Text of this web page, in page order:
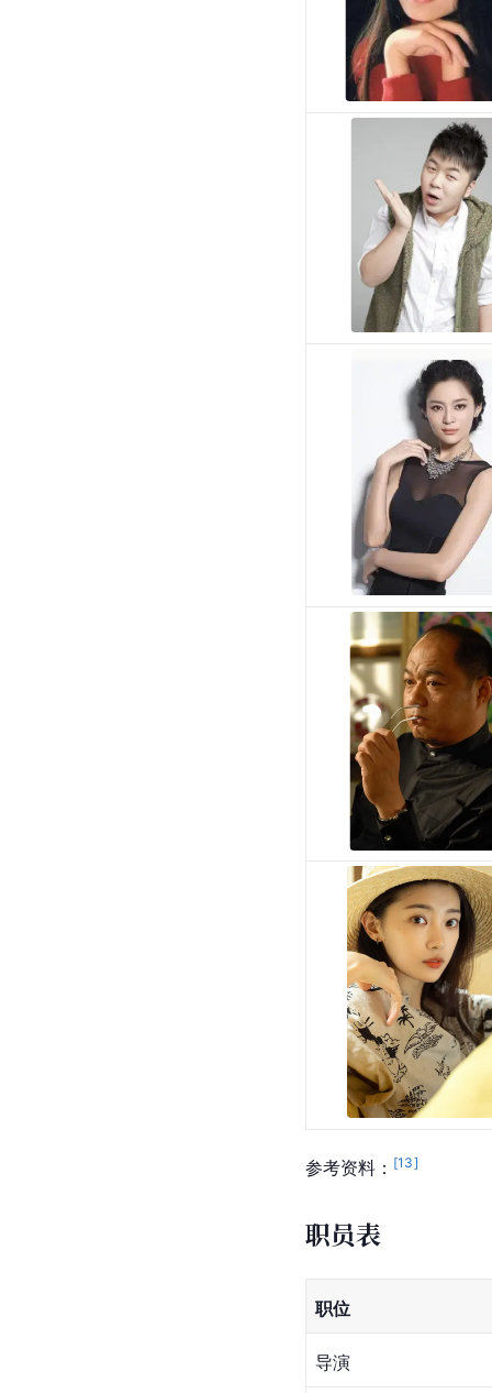
参考资料： [13]
职员表
职位
导演